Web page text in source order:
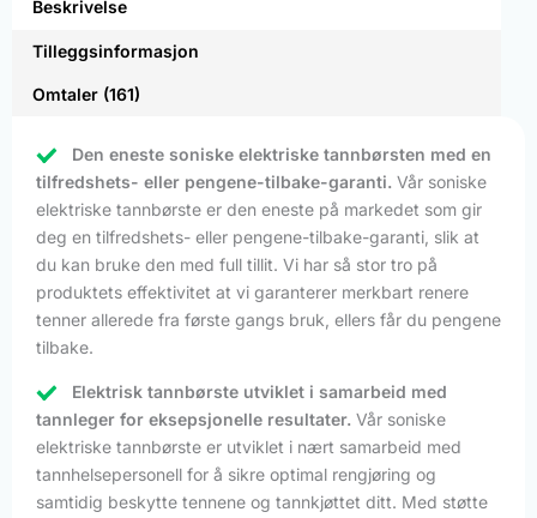
Beskrivelse
Tilleggsinformasjon
Omtaler (161)
Den eneste soniske elektriske tannbørsten med en
tilfredshets- eller pengene-tilbake-garanti. Vår soniske
elektriske tannbørste er den eneste på markedet som gir
deg en tilfredshets- eller pengene-tilbake-garanti, slik at
du kan bruke den med full tillit. Vi har så stor tro på
produktets effektivitet at vi garanterer merkbart renere
tenner allerede fra første gangs bruk, ellers får du pengene
tilbake.
Elektrisk tannbørste utviklet i samarbeid med
tannleger for eksepsjonelle resultater. Vår soniske
elektriske tannbørste er utviklet i nært samarbeid med
tannhelsepersonell for å sikre optimal rengjøring og
samtidig beskytte tennene og tannkjøttet ditt. Med støtte